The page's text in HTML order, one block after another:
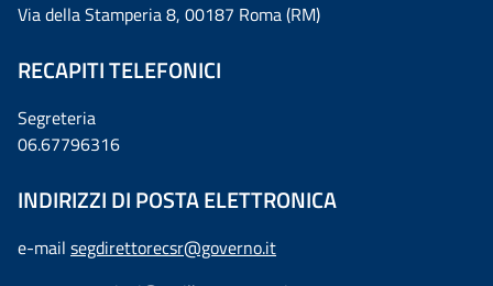
Via della Stamperia 8, 00187 Roma (RM)
RECAPITI TELEFONICI
Segreteria
06.67796316
INDIRIZZI DI POSTA ELETTRONICA
e-mail segdirettorecsr@governo.it